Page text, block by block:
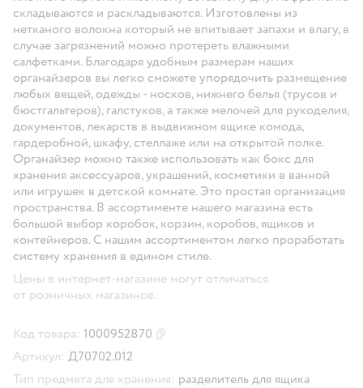
складываются и раскладываются. Изготовлены из
нетканого волокна который не впитывает запахи и влагу, в
случае загрязнений можно протереть влажными
салфетками. Благодаря удобным размерам наших
органайзеров вы легко сможете упорядочить размещение
любых вещей, одежды - носков, нижнего белья (трусов и
бюстгальтеров), галстуков, а также мелочей для рукоделия,
документов, лекарств в выдвижном ящике комода,
гардеробной, шкафу, стеллаже или на открытой полке.
Органайзер можно также использовать как бокс для
хранения аксессуаров, украшений, косметики в ванной
или игрушек в детской комнате. Это простая организация
пространства. В ассортименте нашего магазина есть
большой выбор коробок, корзин, коробов, ящиков и
контейнеров. С нашим ассортиментом легко проработать
систему хранения в едином стиле.
Цены в интернет-магазине могут отличаться
от розничных магазинов.
Код товара: 1000952870
Артикул: Д70702.012
Тип предмета для хранения: разделитель для ящика